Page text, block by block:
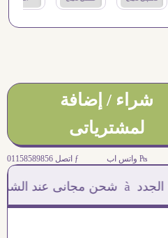
شراء / إضافة
لمشترياتى
₧ واتس اب ƒ اتصل 01158589856